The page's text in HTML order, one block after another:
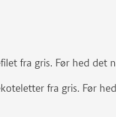
fra gris. Før hed det
fra gris. Før